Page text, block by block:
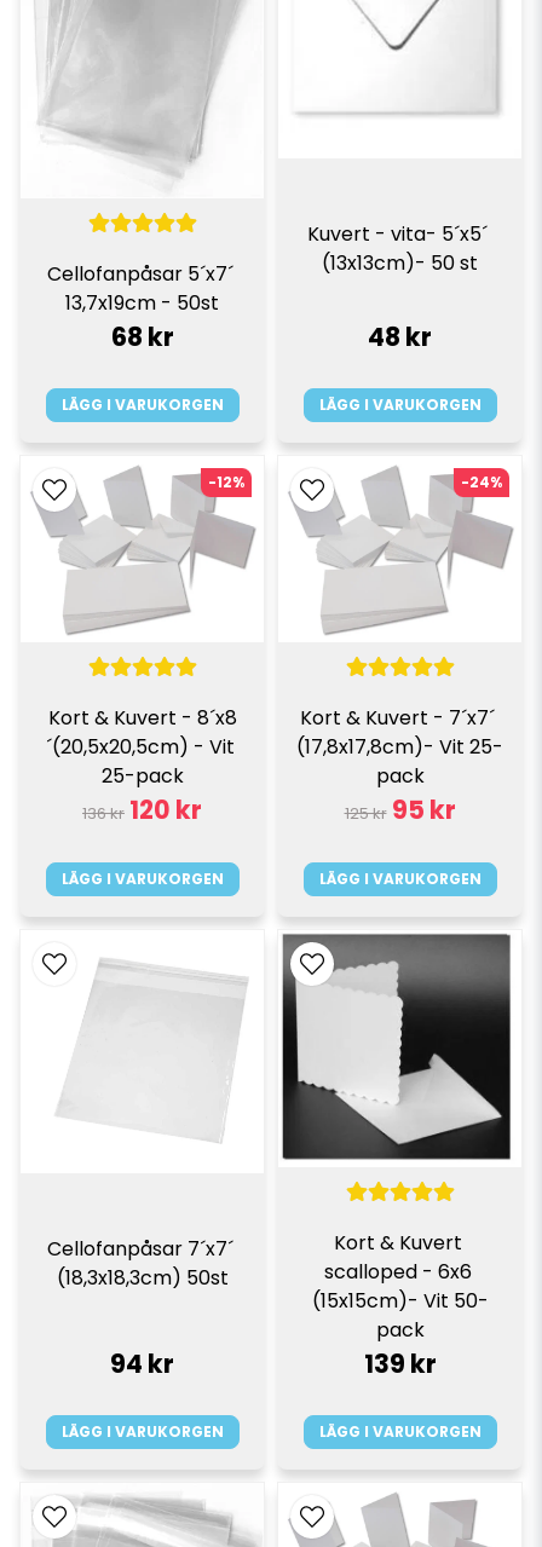
Cellofanpåsar 5´x7´
13,7x19cm - 50st
68 kr
LÄGG I VARUKORGEN
Kuvert - vita- 5´x5´
(13x13cm)- 50 st
48 kr
LÄGG I VARUKORGEN
Kort & Kuvert - 8´x8
´(20,5x20,5cm) - Vit
25-pack
136 kr 120 kr
LÄGG I VARUKORGEN
-12%
Kort & Kuvert - 7´x7´
(17,8x17,8cm)- Vit 25-
pack
125 kr 95 kr
LÄGG I VARUKORGEN
-24%
Cellofanpåsar 7´x7´
(18,3x18,3cm) 50st
94 kr
LÄGG I VARUKORGEN
Kort & Kuvert
scalloped - 6x6
(15x15cm)- Vit 50-
pack
139 kr
LÄGG I VARUKORGEN